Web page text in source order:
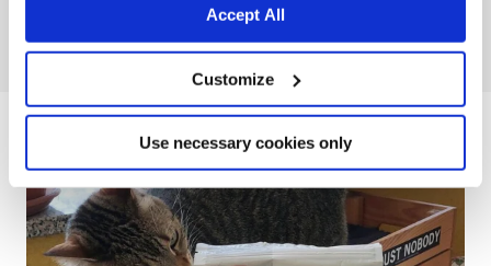
Accept All
Customize
Use necessary cookies only